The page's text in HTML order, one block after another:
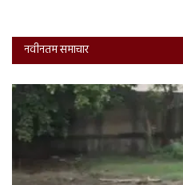
नवीनतम समाचार